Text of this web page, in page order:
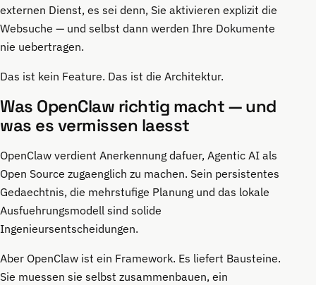
externen Dienst, es sei denn, Sie aktivieren explizit die
Websuche — und selbst dann werden Ihre Dokumente
nie uebertragen.
Das ist kein Feature. Das ist die Architektur.
Was OpenClaw richtig macht — und
was es vermissen laesst
OpenClaw verdient Anerkennung dafuer, Agentic AI als
Open Source zugaenglich zu machen. Sein persistentes
Gedaechtnis, die mehrstufige Planung und das lokale
Ausfuehrungsmodell sind solide
Ingenieursentscheidungen.
Aber OpenClaw ist ein Framework. Es liefert Bausteine.
Sie muessen sie selbst zusammenbauen, ein